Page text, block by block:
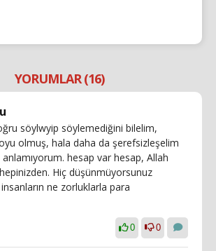
YORUMLAR (16)
söylwyip söylemediğini bilelim,
olmuş, hala daha da şerefsizleşelim
anlamıyorum. hesap var hesap, Allah
Hiç düşünmüyorsunuz
ne zorluklarla para
0 0